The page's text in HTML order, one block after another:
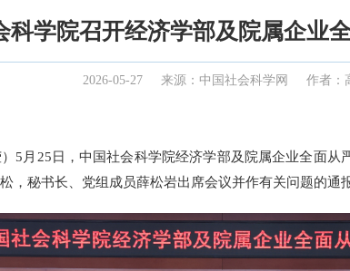
科学院召开经济学部及院属企业
2026-05-27 来源：中国社会科学网 作者：
）5月25日，中国社会科学院经济学部及院属企业全面
，秘书长、党组成员薛松岩出席会议并作有关问题的通报